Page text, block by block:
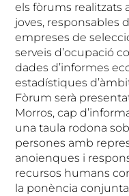
els fòrums realitzats
joves, responsables
empreses de
serveis d’ocupació
dades d’informes
estadístiques
Fòrum serà
Morros, cap
una taula rodona
persones amb
anoienques i
recursos humans
la ponència